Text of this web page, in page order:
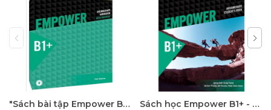
"Sách bài tập Empower B1+ - Tài liệu học tiếng Anh trung cấp Cambridge" Sách học Empower B1+ - Giáo trình học tiếng Anh giao tiếp trình độ B1+